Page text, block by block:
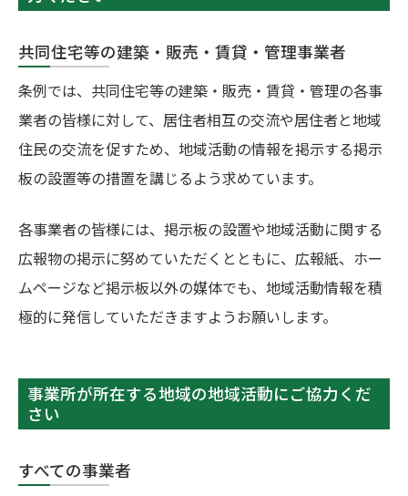
共同住宅等の建築・販売・賃貸・管理事業者
条例では、共同住宅等の建築・販売・賃貸・管理の各事
業者の皆様に対して、居住者相互の交流や居住者と地域
住民の交流を促すため、地域活動の情報を掲示する掲示
板の設置等の措置を講じるよう求めています。
各事業者の皆様には、掲示板の設置や地域活動に関する
広報物の掲示に努めていただくとともに、広報紙、ホー
ムページなど掲示板以外の媒体でも、地域活動情報を積
極的に発信していただきますようお願いします。
事業所が所在する地域の地域活動にご協力くだ
さい
すべての事業者